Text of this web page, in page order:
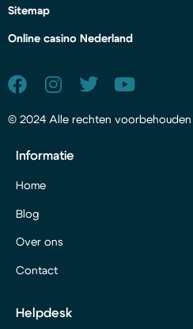
Sitemap
Online casino Nederland
© 2024 Alle rechten voorbehouden
Informatie
Home
Blog
Over ons
Contact
Helpdesk